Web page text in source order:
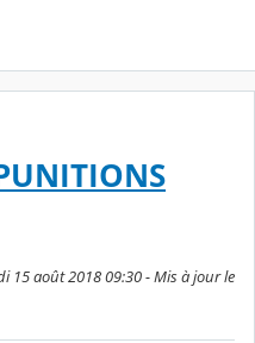
15 août 2018 09:30 - Mis à jour le